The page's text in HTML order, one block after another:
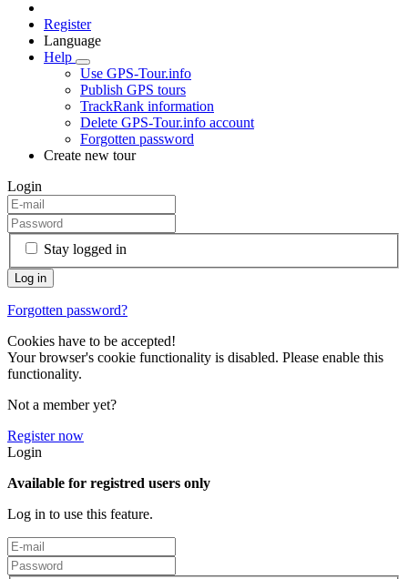
Register
Language
Help
Use GPS-Tour.info
Publish GPS tours
TrackRank information
Delete GPS-Tour.info account
Forgotten password
Create new tour
Login
Stay logged in
Forgotten password?
Cookies have to be accepted!
Your browser's cookie functionality is disabled. Please enable this
functionality.
Not a member yet?
Register now
Login
Available for registred users only
Log in to use this feature.